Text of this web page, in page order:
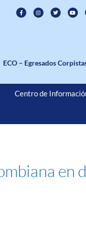
ECO – Egresados
Centro de
en